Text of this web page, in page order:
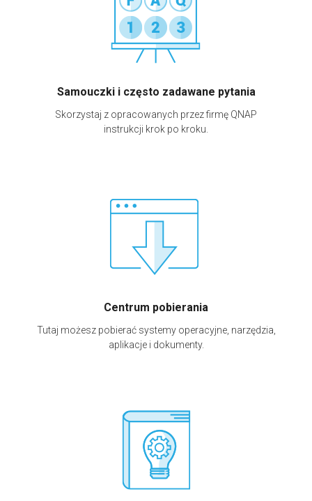
Samouczki i często zadawane pytania
Skorzystaj z opracowanych przez firmę QNAP
instrukcji krok po kroku.
Centrum pobierania
Tutaj możesz pobierać systemy operacyjne, narzędzia,
aplikacje i dokumenty.